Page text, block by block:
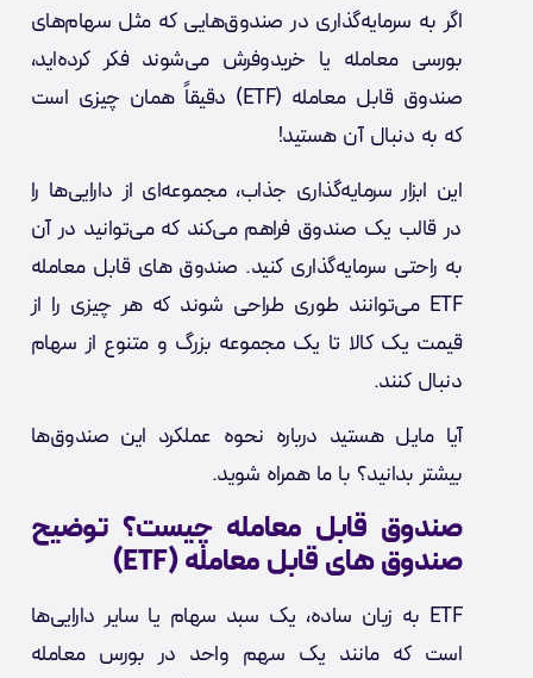
اگر به سرمایه‌گذاری در صندوق‌هایی که مثل سهام‌های
بورسی معامله یا خریدوفرش می‌شوند فکر کرده‌اید،
صندوق قابل معامله (ETF) دقیقاً همان چیزی است
که به دنبال آن هستید!
این ابزار سرمایه‌گذاری جذاب، مجموعه‌ای از دارایی‌ها را
در قالب یک صندوق فراهم می‌کند که می‌توانید در آن
به راحتی سرمایه‌گذاری کنید. صندوق های قابل معامله
ETF می‌توانند طوری طراحی شوند که هر چیزی را از
قیمت یک کالا تا یک مجموعه بزرگ و متنوع از سهام
دنبال کنند.
آیا مایل هستید درباره نحوه عملکرد این صندوق‌ها
بیشتر بدانید؟ با ما همراه شوید.
صندوق قابل معامله چیست؟ توضیح
صندوق‌ های قابل معامله(ETF)
ETF به زبان ساده، یک سبد سهام یا سایر دارایی‌ها
است که مانند یک سهم واحد در بورس معامله